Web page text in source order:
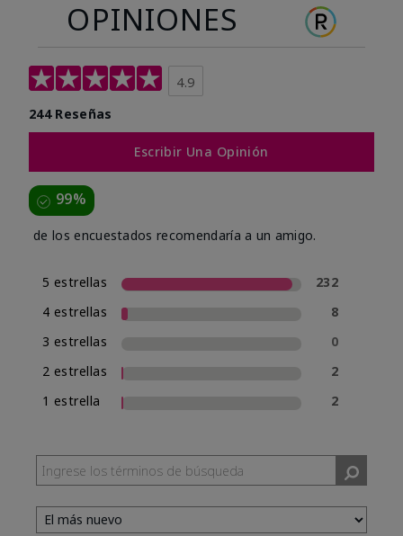
OPINIONES
4.9
244 Reseñas
Escribir Una Opinión
99%
de los encuestados recomendaría a un amigo.
5 estrellas
232
4 estrellas
8
3 estrellas
0
2 estrellas
2
1 estrella
2